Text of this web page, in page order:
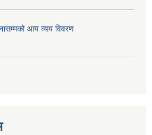
आय व्यय विवरण